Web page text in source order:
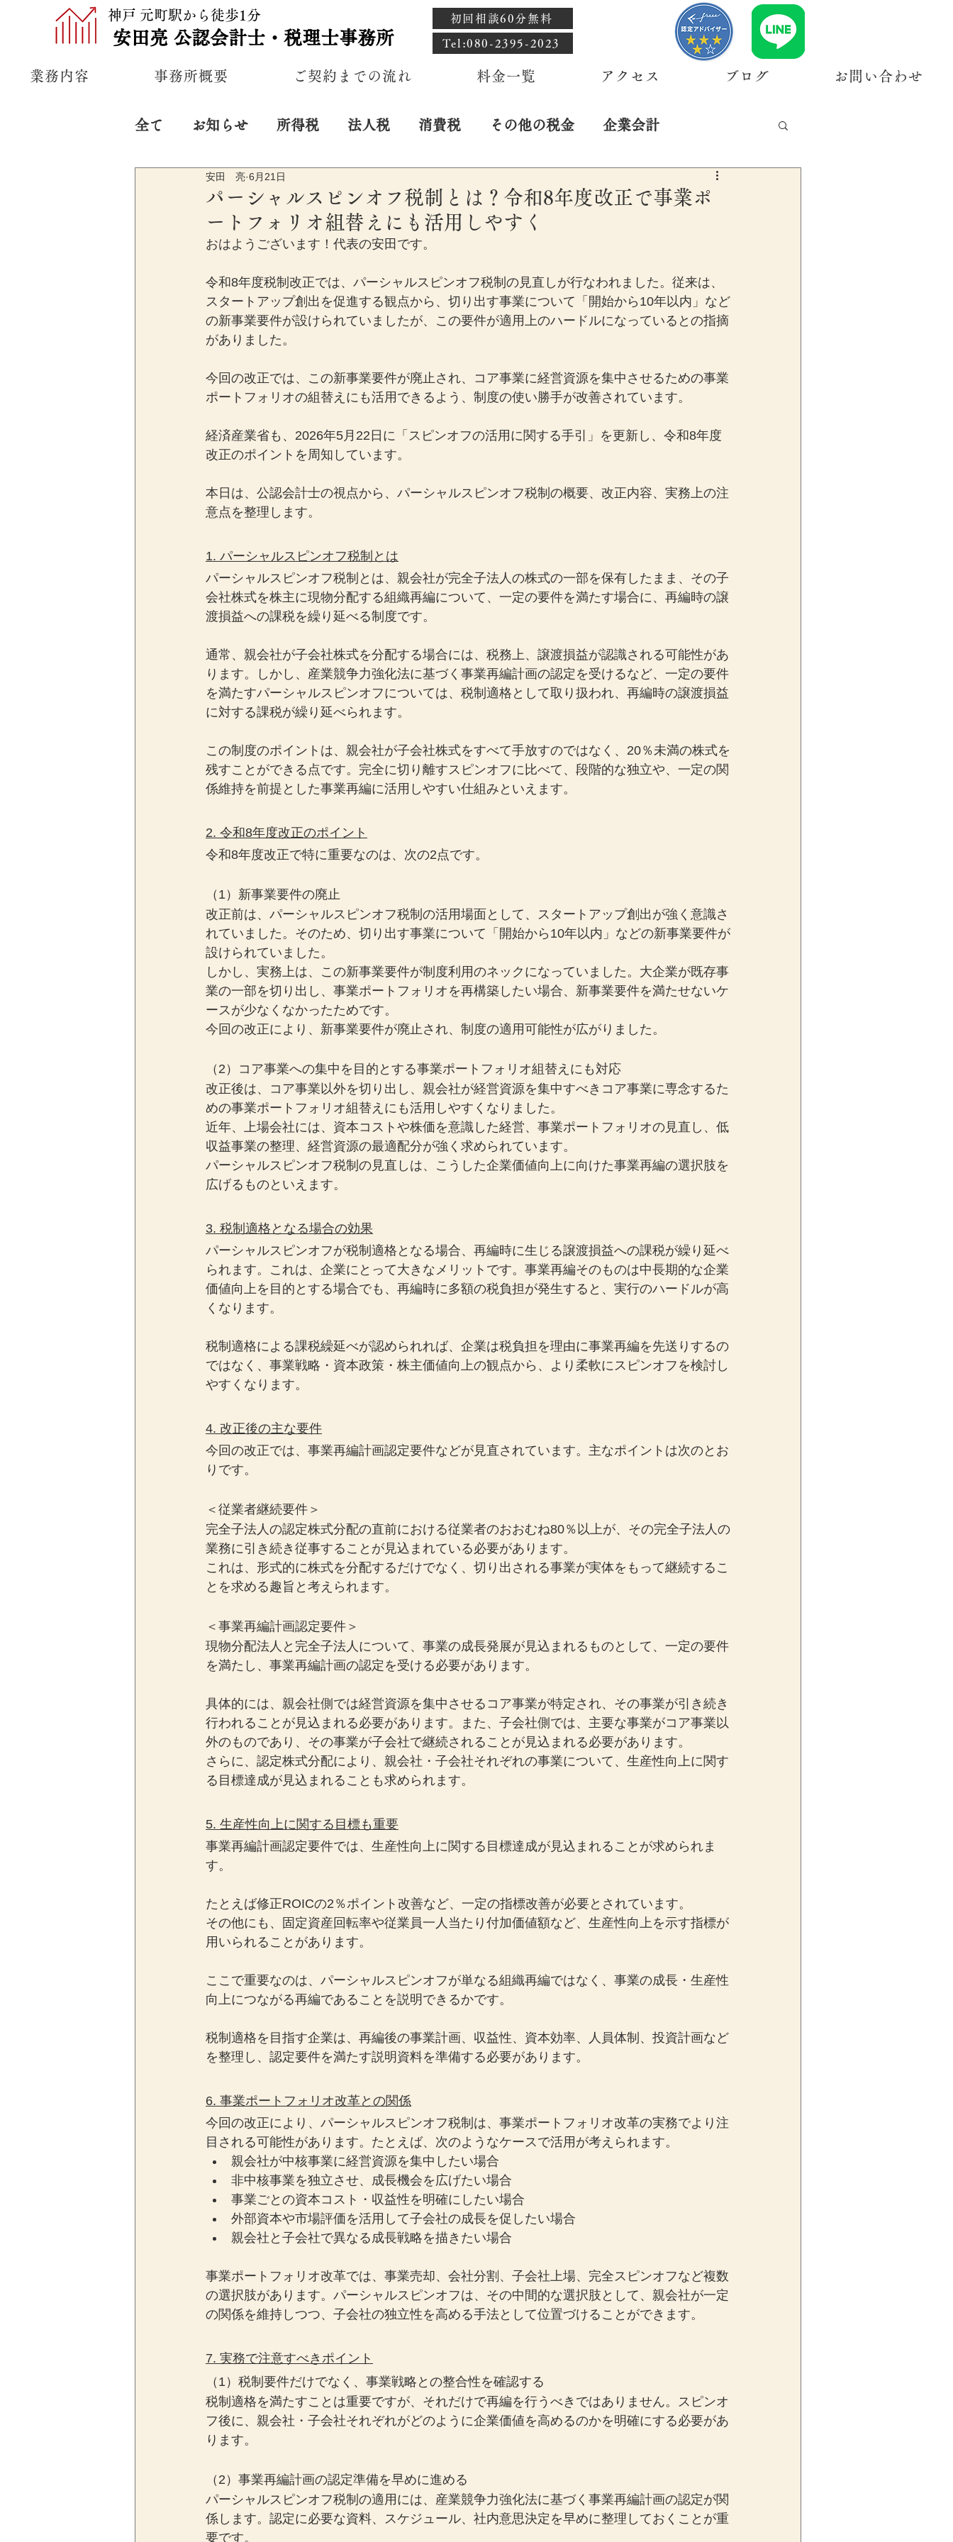
神戸 元町駅から徒歩1分
安田亮 公認会計士・税理士事務所
初回相談60分無料
​Tel:080-2395-2023
業務内容 事務所概要 ご契約までの流れ 料金一覧 アクセス ブログ お問い合わせ
全て お知らせ 所得税 法人税 消費税 その他の税金 企業会計
プライベート 経営
パーシャルスピンオフ税制とは？令和8年度改正で事業ポ
ートフォリオ組替えにも活用しやすく
安田 亮 6月21日
おはようございます！代表の安田です。
令和8年度税制改正では、パーシャルスピンオフ税制の見直しが行なわれました。従来は、
スタートアップ創出を促進する観点から、切り出す事業について「開始から10年以内」など
の新事業要件が設けられていましたが、この要件が適用上のハードルになっているとの指摘
がありました。
今回の改正では、この新事業要件が廃止され、コア事業に経営資源を集中させるための事業
ポートフォリオの組替えにも活用できるよう、制度の使い勝手が改善されています。
経済産業省も、2026年5月22日に「スピンオフの活用に関する手引」を更新し、令和8年度
改正のポイントを周知しています。
本日は、公認会計士の視点から、パーシャルスピンオフ税制の概要、改正内容、実務上の注
意点を整理します。
1. パーシャルスピンオフ税制とは
パーシャルスピンオフ税制とは、親会社が完全子法人の株式の一部を保有したまま、その子
会社株式を株主に現物分配する組織再編について、一定の要件を満たす場合に、再編時の譲
渡損益への課税を繰り延べる制度です。
通常、親会社が子会社株式を分配する場合には、税務上、譲渡損益が認識される可能性があ
ります。しかし、産業競争力強化法に基づく事業再編計画の認定を受けるなど、一定の要件
を満たすパーシャルスピンオフについては、税制適格として取り扱われ、再編時の譲渡損益
に対する課税が繰り延べられます。
この制度のポイントは、親会社が子会社株式をすべて手放すのではなく、20％未満の株式を
残すことができる点です。完全に切り離すスピンオフに比べて、段階的な独立や、一定の関
係維持を前提とした事業再編に活用しやすい仕組みといえます。
2. 令和8年度改正のポイント
令和8年度改正で特に重要なのは、次の2点です。
（1）新事業要件の廃止
改正前は、パーシャルスピンオフ税制の活用場面として、スタートアップ創出が強く意識さ
れていました。そのため、切り出す事業について「開始から10年以内」などの新事業要件が
設けられていました。
しかし、実務上は、この新事業要件が制度利用のネックになっていました。大企業が既存事
業の一部を切り出し、事業ポートフォリオを再構築したい場合、新事業要件を満たせないケ
ースが少なくなかったためです。
今回の改正により、新事業要件が廃止され、制度の適用可能性が広がりました。
（2）コア事業への集中を目的とする事業ポートフォリオ組替えにも対応
改正後は、コア事業以外を切り出し、親会社が経営資源を集中すべきコア事業に専念するた
めの事業ポートフォリオ組替えにも活用しやすくなりました。
近年、上場会社には、資本コストや株価を意識した経営、事業ポートフォリオの見直し、低
収益事業の整理、経営資源の最適配分が強く求められています。
パーシャルスピンオフ税制の見直しは、こうした企業価値向上に向けた事業再編の選択肢を
広げるものといえます。
3. 税制適格となる場合の効果
パーシャルスピンオフが税制適格となる場合、再編時に生じる譲渡損益への課税が繰り延べ
られます。これは、企業にとって大きなメリットです。事業再編そのものは中長期的な企業
価値向上を目的とする場合でも、再編時に多額の税負担が発生すると、実行のハードルが高
くなります。
税制適格による課税繰延べが認められれば、企業は税負担を理由に事業再編を先送りするの
ではなく、事業戦略・資本政策・株主価値向上の観点から、より柔軟にスピンオフを検討し
やすくなります。
4. 改正後の主な要件
今回の改正では、事業再編計画認定要件などが見直されています。主なポイントは次のとお
りです。
＜従業者継続要件＞
完全子法人の認定株式分配の直前における従業者のおおむね80％以上が、その完全子法人の
業務に引き続き従事することが見込まれている必要があります。
これは、形式的に株式を分配するだけでなく、切り出される事業が実体をもって継続するこ
とを求める趣旨と考えられます。
＜事業再編計画認定要件＞
現物分配法人と完全子法人について、事業の成長発展が見込まれるものとして、一定の要件
を満たし、事業再編計画の認定を受ける必要があります。
具体的には、親会社側では経営資源を集中させるコア事業が特定され、その事業が引き続き
行われることが見込まれる必要があります。また、子会社側では、主要な事業がコア事業以
外のものであり、その事業が子会社で継続されることが見込まれる必要があります。
さらに、認定株式分配により、親会社・子会社それぞれの事業について、生産性向上に関す
る目標達成が見込まれることも求められます。
5. 生産性向上に関する目標も重要
事業再編計画認定要件では、生産性向上に関する目標達成が見込まれることが求められま
す。
たとえば修正ROICの2％ポイント改善など、一定の指標改善が必要とされています。
その他にも、固定資産回転率や従業員一人当たり付加価値額など、生産性向上を示す指標が
用いられることがあります。
ここで重要なのは、パーシャルスピンオフが単なる組織再編ではなく、事業の成長・生産性
向上につながる再編であることを説明できるかです。
税制適格を目指す企業は、再編後の事業計画、収益性、資本効率、人員体制、投資計画など
を整理し、認定要件を満たす説明資料を準備する必要があります。
6. 事業ポートフォリオ改革との関係
今回の改正により、パーシャルスピンオフ税制は、事業ポートフォリオ改革の実務でより注
目される可能性があります。たとえば、次のようなケースで活用が考えられます。
親会社が中核事業に経営資源を集中したい場合
非中核事業を独立させ、成長機会を広げたい場合
事業ごとの資本コスト・収益性を明確にしたい場合
外部資本や市場評価を活用して子会社の成長を促したい場合
親会社と子会社で異なる成長戦略を描きたい場合
事業ポートフォリオ改革では、事業売却、会社分割、子会社上場、完全スピンオフなど複数
の選択肢があります。パーシャルスピンオフは、その中間的な選択肢として、親会社が一定
の関係を維持しつつ、子会社の独立性を高める手法として位置づけることができます。
7. 実務で注意すべきポイント
（1）税制要件だけでなく、事業戦略との整合性を確認する
税制適格を満たすことは重要ですが、それだけで再編を行うべきではありません。スピンオ
フ後に、親会社・子会社それぞれがどのように企業価値を高めるのかを明確にする必要があ
ります。
（2）事業再編計画の認定準備を早めに進める
パーシャルスピンオフ税制の適用には、産業競争力強化法に基づく事業再編計画の認定が関
係します。認定に必要な資料、スケジュール、社内意思決定を早めに整理しておくことが重
要です。